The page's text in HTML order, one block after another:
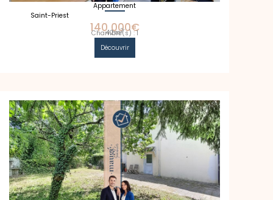
Appartement
Saint-Priest
140 000€
Chambre(s) : 1
42m2
Découvrir